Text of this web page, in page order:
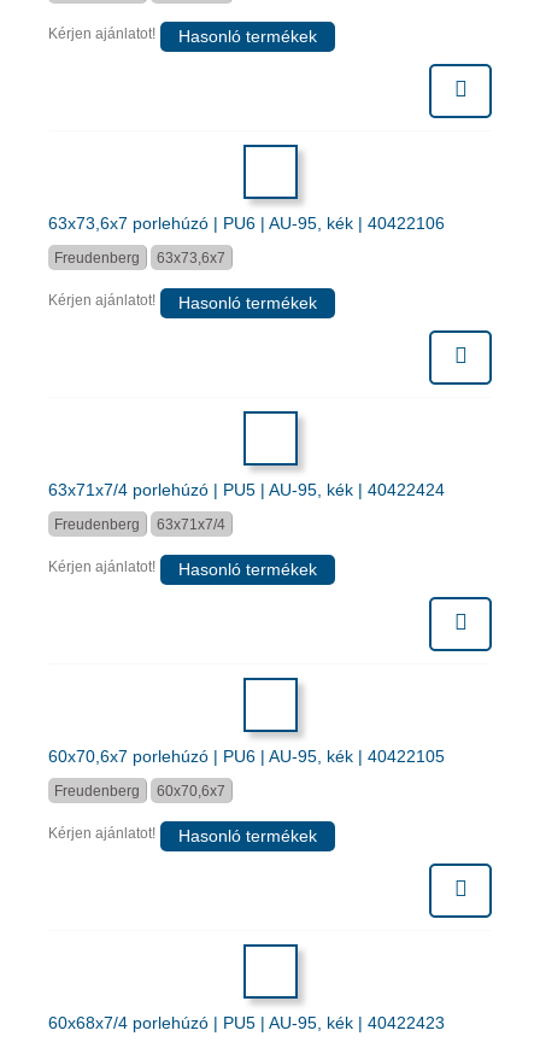
Kérjen ajánlatot! Hasonló termékek
63x73,6x7 porlehúzó | PU6 | AU-95, kék | 40422106
Freudenberg 63x73,6x7
Kérjen ajánlatot! Hasonló termékek
63x71x7/4 porlehúzó | PU5 | AU-95, kék | 40422424
Freudenberg 63x71x7/4
Kérjen ajánlatot! Hasonló termékek
60x70,6x7 porlehúzó | PU6 | AU-95, kék | 40422105
Freudenberg 60x70,6x7
Kérjen ajánlatot! Hasonló termékek
60x68x7/4 porlehúzó | PU5 | AU-95, kék | 40422423